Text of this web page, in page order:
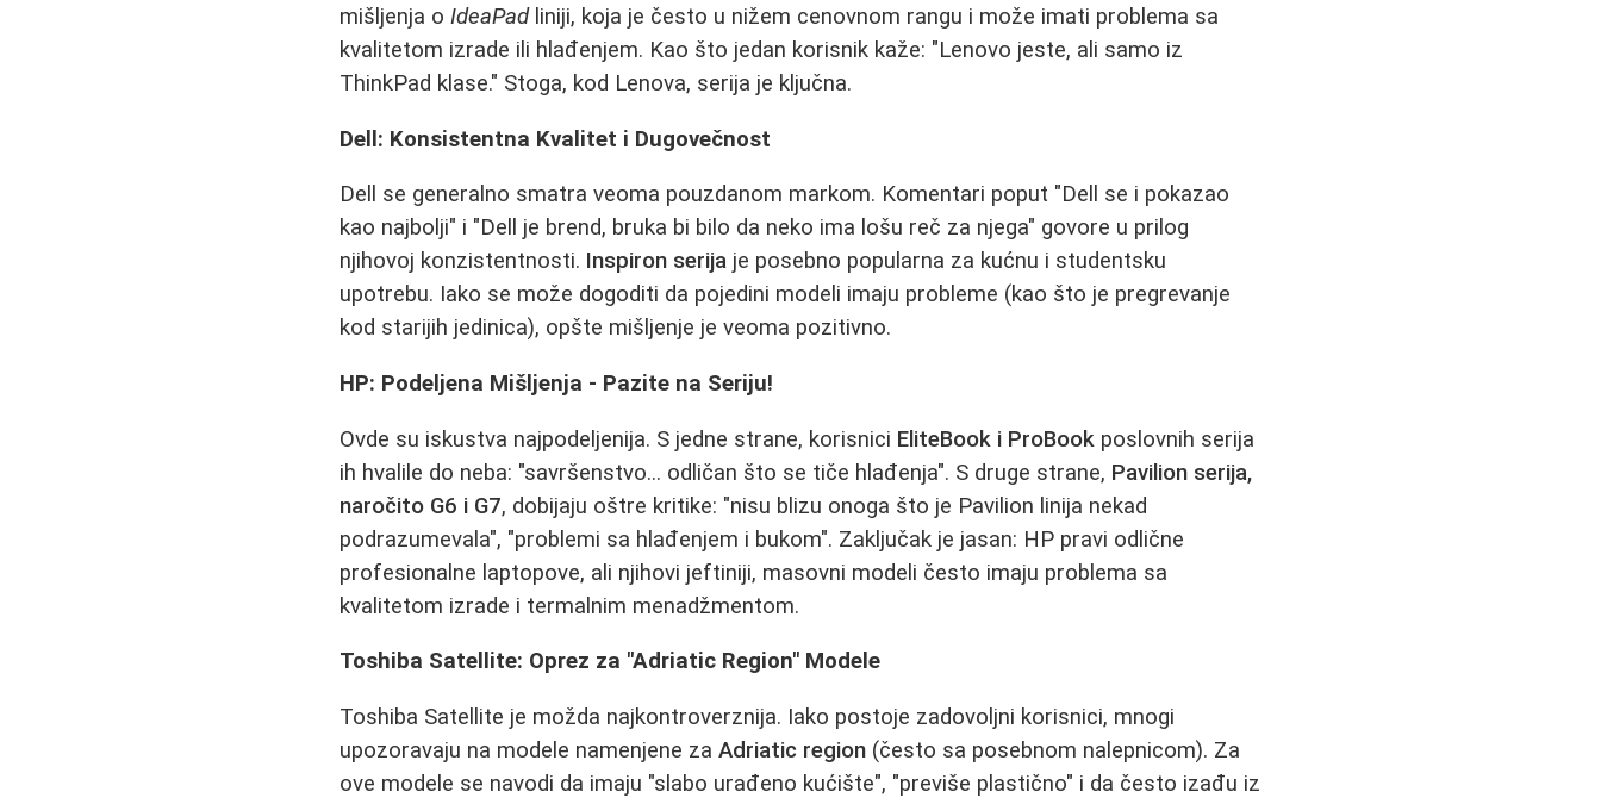
mišljenja oIdeaPadliniji, koja je često u nižem cenovnom rangu i može imati problema sa
kvalitetom izrade ili hlađenjem. Kao što jedan korisnik kaže: "Lenovo jeste, ali samo iz
ThinkPad klase." Stoga, kod Lenova, serija je ključna.
Dell: Konsistentna Kvalitet i Dugovečnost
Dell se generalno smatra veoma pouzdanom markom. Komentari poput "Dell se i pokazao
kao najbolji" i "Dell je brend, bruka bi bilo da neko ima lošu reč za njega" govore u prilog
njihovoj konzistentnosti. Inspiron serija je posebno popularna za kućnu i studentsku
upotrebu. Iako se može dogoditi da pojedini modeli imaju probleme (kao što je pregrevanje
kod starijih jedinica), opšte mišljenje je veoma pozitivno.
HP: Podeljena Mišljenja - Pazite na Seriju!
Ovde su iskustva najpodeljenija. S jedne strane, korisnici EliteBook i ProBook poslovnih serija
ih hvalile do neba: "savršenstvo... odličan što se tiče hlađenja". S druge strane, Pavilion serija,
naročito G6 i G7, dobijaju oštre kritike: "nisu blizu onoga što je Pavilion linija nekad
podrazumevala", "problemi sa hlađenjem i bukom". Zaključak je jasan: HP pravi odlične
profesionalne laptopove, ali njihovi jeftiniji, masovni modeli često imaju problema sa
kvalitetom izrade i termalnim menadžmentom.
Toshiba Satellite: Oprez za "Adriatic Region" Modele
Toshiba Satellite je možda najkontroverznija. Iako postoje zadovoljni korisnici, mnogi
upozoravaju na modele namenjene zaAdriatic region (često sa posebnom nalepnicom). Za
ove modele se navodi da imaju "slabo urađeno kućište", "previše plastično" i da često izađu iz